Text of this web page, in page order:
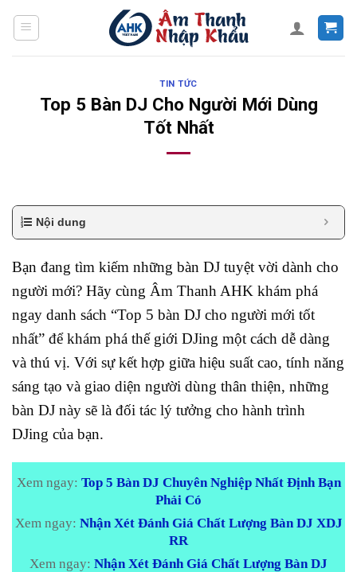
TIN TỨC
Top 5 Bàn DJ Cho Người Mới Dùng
Tốt Nhất
Nội dung
Bạn đang tìm kiếm những bàn DJ tuyệt vời dành cho
người mới? Hãy cùng Âm Thanh AHK khám phá
ngay danh sách “Top 5 bàn DJ cho người mới tốt
nhất” để khám phá thế giới DJing một cách dễ dàng
và thú vị. Với sự kết hợp giữa hiệu suất cao, tính năng
sáng tạo và giao diện người dùng thân thiện, những
bàn DJ này sẽ là đối tác lý tưởng cho hành trình
DJing của bạn.
Xem ngay: Top 5 Bàn DJ Chuyên Nghiệp Nhất Định Bạn
Phải Có
Xem ngay: Nhận Xét Đánh Giá Chất Lượng Bàn DJ XDJ
RR
Xem ngay: Nhận Xét Đánh Giá Chất Lượng Bàn DJ